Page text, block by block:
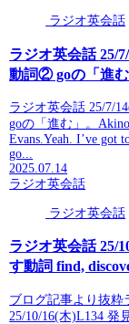
ラジオ英会話
ラジオ英会話 25/
動詞② goの「進む
ラジオ英会話 25/7/
goの「進む」。
Evans.Yeah. I’ve got
go...
2025.07.14
ラジオ英会話
ラジオ英会話
ラジオ英会話 25/
す動詞 find,
ブログ記事より抜粋
25/10/16(木)L134 発